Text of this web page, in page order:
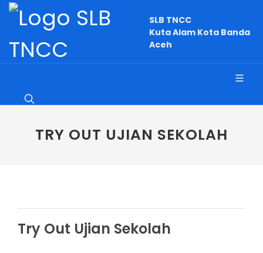
SLB TNCC
Kuta Alam Kota Banda
Aceh
TRY OUT UJIAN SEKOLAH
Try Out Ujian Sekolah